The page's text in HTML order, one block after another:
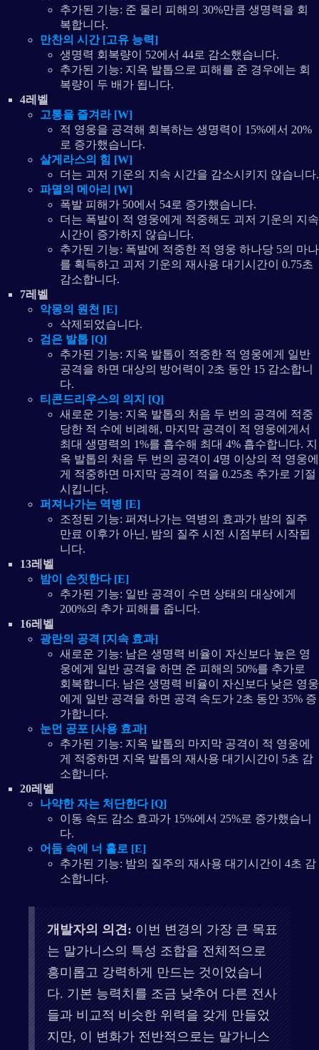
추가된 기능: 준 물리 피해의 30%만큼 생명력을 회
복합니다.
만찬의 시간 [고유 능력]
생명력 회복량이 52에서 44로 감소했습니다.
추가된 기능: 지옥 발톱으로 피해를 준 경우에는 회
복량이 두 배가 됩니다.
4레벨
고통을 즐겨라 [W]
적 영웅을 공격해 회복하는 생명력이 15%에서 20%
로 증가했습니다.
살게라스의 힘 [W]
더는 괴저 기운의 지속 시간을 감소시키지 않습니다.
파멸의 메아리 [W]
폭발 피해가 50에서 54로 증가했습니다.
더는 폭발이 적 영웅에게 적중해도 괴저 기운의 지속
시간이 증가하지 않습니다.
추가된 기능: 폭발에 적중한 적 영웅 하나당 5의 마나
를 획득하고 괴저 기운의 재사용 대기시간이 0.75초
감소합니다.
7레벨
악몽의 원천 [E]
삭제되었습니다.
검은 발톱 [Q]
추가된 기능: 지옥 발톱이 적중한 적 영웅에게 일반
공격을 하면 대상의 방어력이 2초 동안 15 감소합니
다.
티콘드리우스의 의지 [Q]
새로운 기능: 지옥 발톱의 처음 두 번의 공격에 적중
당한 적 수에 비례해, 마지막 공격이 적 영웅에게서
최대 생명력의 1%를 흡수해 최대 4% 흡수합니다. 지
옥 발톱의 처음 두 번의 공격이 4명 이상의 적 영웅에
게 적중하면 마지막 공격이 적을 0.25초 추가로 기절
시킵니다.
퍼져나가는 역병 [E]
조정된 기능: 퍼져나가는 역병의 효과가 밤의 질주
만료 이후가 아닌, 밤의 질주 시전 시점부터 시작됩
니다.
13레벨
밤이 손짓한다 [E]
추가된 기능: 일반 공격이 수면 상태의 대상에게
200%의 추가 피해를 줍니다.
16레벨
광란의 공격 [지속 효과]
새로운 기능: 남은 생명력 비율이 자신보다 높은 영
웅에게 일반 공격을 하면 준 피해의 50%를 추가로
회복합니다. 남은 생명력 비율이 자신보다 낮은 영웅
에게 일반 공격을 하면 공격 속도가 2초 동안 35% 증
가합니다.
눈먼 공포 [사용 효과]
추가된 기능: 지옥 발톱의 마지막 공격이 적 영웅에
게 적중하면 지옥 발톱의 재사용 대기시간이 5초 감
소합니다.
20레벨
나약한 자는 처단한다 [Q]
이동 속도 감소 효과가 15%에서 25%로 증가했습니
다.
어둠 속에 너 홀로 [E]
추가된 기능: 밤의 질주의 재사용 대기시간이 4초 감
소합니다.
개발자의 의견: 이번 변경의 가장 큰 목표
는 말가니스의 특성 조합을 전체적으로
흥미롭고 강력하게 만드는 것이었습니
다. 기본 능력치를 조금 낮추어 다른 전사
들과 비교적 비슷한 위력을 갖게 만들었
지만, 이 변화가 전반적으로는 말가니스